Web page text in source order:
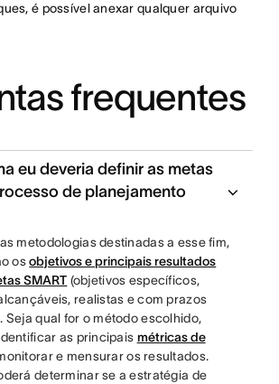
é possível anexar qualquer arquivo
frequentes
eu deveria definir as metas
de planejamento
metodologias destinadas a esse fim,
osobjetivos e principais resultados
SMART (objetivos específicos,
realistas e com prazos
Seja qual for o método escolhido,
as principais métricas de
e mensurar os resultados.
determinar se a estratégia de